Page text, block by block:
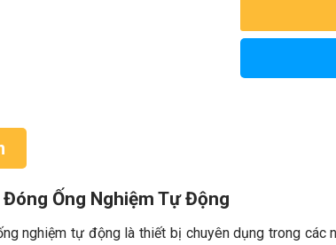
Ống Nghiệm Tự Động
nghiệm tự động là thiết bị chuyên dụng trong các